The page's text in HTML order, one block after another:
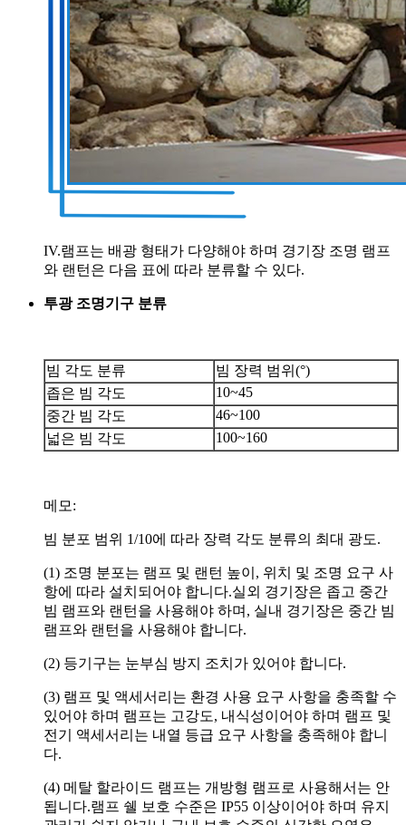
IV.램프는 배광 형태가 다양해야 하며 경기장 조명 램프
와 랜턴은 다음 표에 따라 분류할 수 있다.
투광 조명기구 분류
빔 각도 분류
빔 장력 범위(°)
좁은 빔 각도
10~45
중간 빔 각도
46~100
넓은 빔 각도
100~160
메모:
빔 분포 범위 1/10에 따라 장력 각도 분류의 최대 광도.
(1) 조명 분포는 램프 및 랜턴 높이, 위치 및 조명 요구 사
항에 따라 설치되어야 합니다.실외 경기장은 좁고 중간
빔 램프와 랜턴을 사용해야 하며, 실내 경기장은 중간 빔
램프와 랜턴을 사용해야 합니다.
(2) 등기구는 눈부심 방지 조치가 있어야 합니다.
(3) 램프 및 액세서리는 환경 사용 요구 사항을 충족할 수
있어야 하며 램프는 고강도, 내식성이어야 하며 램프 및
전기 액세서리는 내열 등급 요구 사항을 충족해야 합니
다.
(4) 메탈 할라이드 램프는 개방형 램프로 사용해서는 안
됩니다.램프 쉘 보호 수준은 IP55 이상이어야 하며 유지